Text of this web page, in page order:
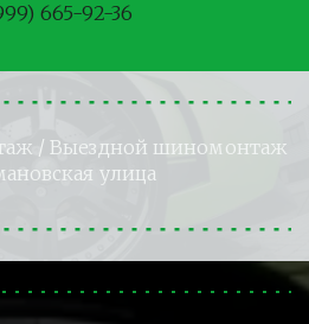
665-92-36
/ Выездной шиномонтаж
улица